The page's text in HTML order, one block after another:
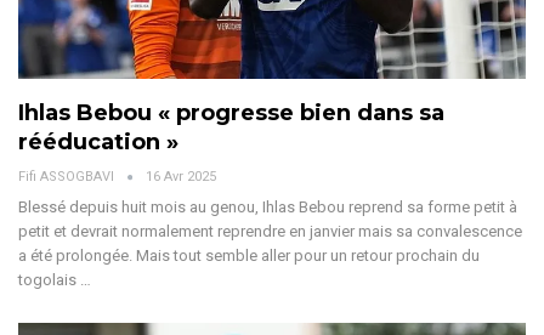
Ihlas Bebou « progresse bien dans sa
rééducation »
Fifi ASSOGBAVI 16 Avr 2025
Blessé depuis huit mois au genou, Ihlas Bebou reprend sa forme petit à
petit et devrait normalement reprendre en janvier mais sa convalescence
a été prolongée. Mais tout semble aller pour un retour prochain du
togolais …